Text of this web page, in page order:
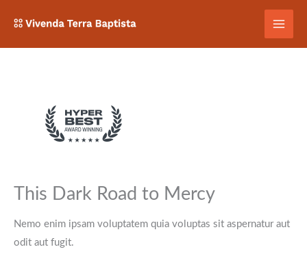
Inhalt
springen
This Dark Road to Mercy
Nemo enim ipsam voluptatem quia voluptas sit aspernatur aut
odit aut fugit.